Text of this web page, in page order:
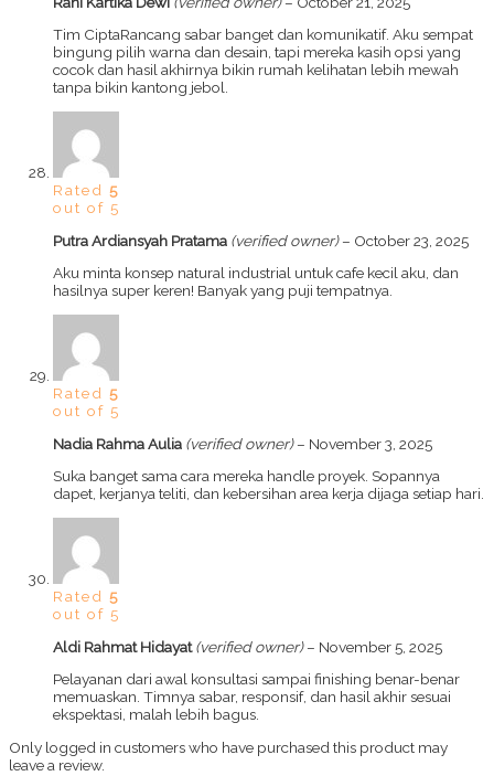
Tim CiptaRancang sabar banget dan komunikatif. Aku sempat
bingung pilih warna dan desain, tapi mereka kasih opsi yang
cocok dan hasil akhirnya bikin rumah kelihatan lebih mewah
tanpa bikin kantong jebol.
Rated 5
out of 5
Putra Ardiansyah Pratama (verified owner) – October 23, 2025
Aku minta konsep natural industrial untuk cafe kecil aku, dan
hasilnya super keren! Banyak yang puji tempatnya.
Rated 5
out of 5
Nadia Rahma Aulia (verified owner) – November 3, 2025
Suka banget sama cara mereka handle proyek. Sopannya
dapet, kerjanya teliti, dan kebersihan area kerja dijaga setiap hari.
Rated 5
out of 5
Aldi Rahmat Hidayat(verified owner) – November 5, 2025
Pelayanan dari awal konsultasi sampai finishing benar-benar
memuaskan. Timnya sabar, responsif, dan hasil akhir sesuai
ekspektasi, malah lebih bagus.
Only logged in customers who have purchased this product may
leave a review.